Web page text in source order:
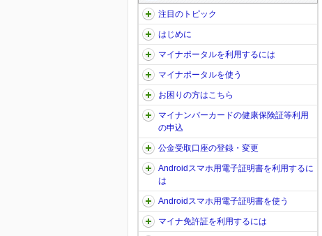
注目のトピック
はじめに
マイナポータルを利用するには
マイナポータルを使う
お困りの方はこちら
マイナンバーカードの健康保険証等利用
の申込
公金受取口座の登録・変更
Androidスマホ用電子証明書を利用するに
は
Androidスマホ用電子証明書を使う
マイナ免許証を利用するには